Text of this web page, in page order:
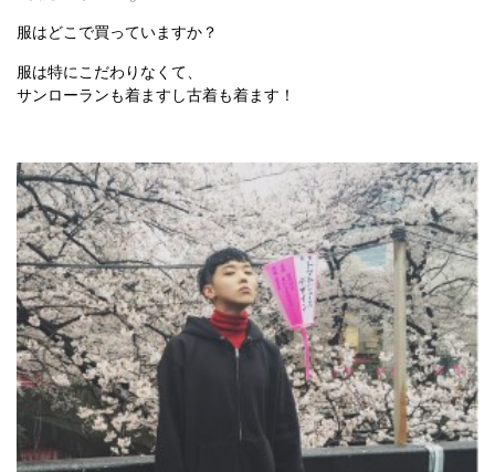
服はどこで買っていますか？
服は特にこだわりなくて、
サンローランも着ますし古着も着ます！